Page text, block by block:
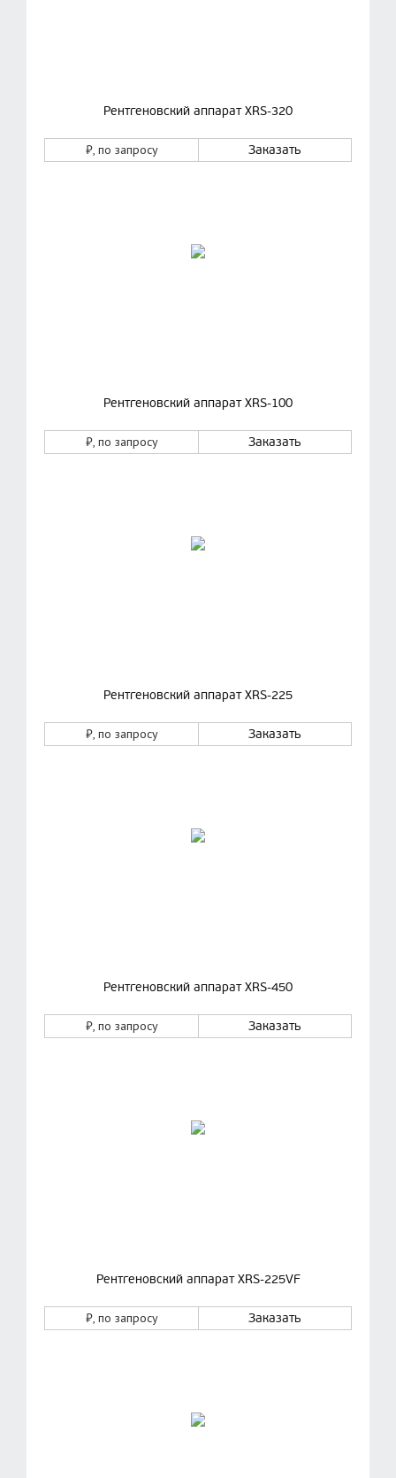
Рентгеновский аппарат XRS-320
₽, по запросу Заказать
Рентгеновский аппарат XRS-100
₽, по запросу Заказать
Рентгеновский аппарат XRS-225
₽, по запросу Заказать
Рентгеновский аппарат XRS-450
₽, по запросу Заказать
Рентгеновский аппарат XRS-225VF
₽, по запросу Заказать